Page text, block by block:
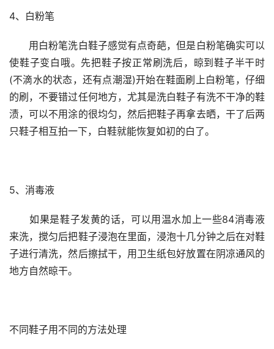
4、白粉笔
用白粉笔洗白鞋子感觉有点奇葩，但是白粉笔确实可以
使鞋子变白哦。先把鞋子按正常刷洗后，晾到鞋子半干时
(不滴水的状态，还有点潮湿)开始在鞋面刷上白粉笔，仔细
的刷，不要错过任何地方，尤其是洗白鞋子有洗不干净的鞋
渍，可以不用涂的很均匀，然后把鞋子再拿去晒，干了后两
只鞋子相互拍一下，白鞋就能恢复如初的白了。
5、消毒液
如果是鞋子发黄的话，可以用温水加上一些84消毒液
来洗，搅匀后把鞋子浸泡在里面，浸泡十几分钟之后在对鞋
子进行清洗，然后擦拭干，用卫生纸包好放置在阴凉通风的
地方自然晾干。
不同鞋子用不同的方法处理